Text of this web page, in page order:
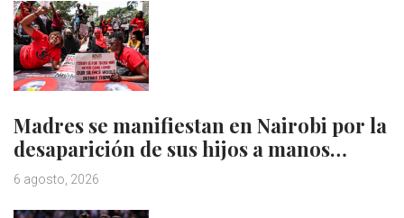
Madres se manifiestan en Nairobi por la
desaparición de sus hijos a manos…
6 agosto, 2026